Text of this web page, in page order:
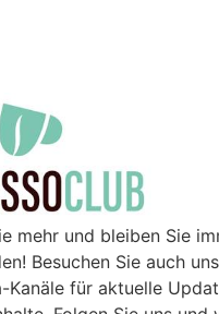
mehr und bleiben Sie
Besuchen Sie auch
Kanäle für aktuelle